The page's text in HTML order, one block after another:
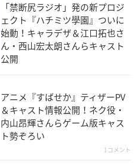
「禁断尻ラジオ」発の新プロジ
ェクト『ハチミツ學園』ついに
始動！キャラデザ＆江口拓也さ
ん・西山宏太朗さんらキャスト
公開
アニメ『すばせか』ティザーPV
＆キャスト情報公開！ネク役・
内山昂輝さんらゲーム版キャス
ト勢ぞろい
1コメント